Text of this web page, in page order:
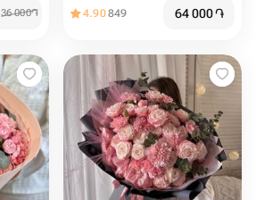
36 000֏
диантус, эвкалипт
4.90849 64 000֏